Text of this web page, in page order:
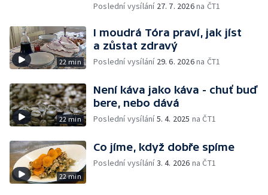
Poslední vysílání 27. 7. 2026na ČT1
22 min
I moudrá Tóra praví, jak jíst
a zůstat zdravý
Poslední vysílání 29. 6. 2026na ČT1
22 min
Není káva jako káva - chuť buď
bere, nebo dává
Poslední vysílání5. 4. 2025 na ČT1
22 min
Co jíme, když dobře spíme
Poslední vysílání3. 4. 2026 na ČT1